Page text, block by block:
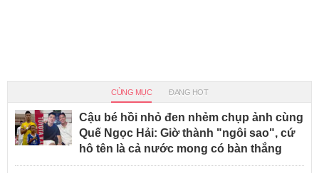
CÙNG MỤC ĐANG HOT
Cậu bé hồi nhỏ đen nhẻm chụp ảnh cùng
Quế Ngọc Hải: Giờ thành "ngôi sao", cứ
hô tên là cả nước mong có bàn thắng